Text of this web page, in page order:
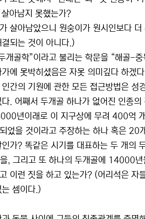
아남지 못했는가?
살아남았으니 원숭이가 원시인보다
되는 것이 아니다.)
개골학”이라고 불리는 학문을 “해골-
에 못박히셨음은 자못 의미깊다 하겠
간의 기원에 관한 모든 접근방법은 성
. 어째서 두개골 하나가 없어진 인종
년이래로 이 지구상에 무려 400억
었을 것이라고 주장하는 하나 혹은 20
가? 똑같은 시기를 대표하는 두 개의
, 그리고 또 하나의 두개골에 14000
이런 짓을 하고 있는가? (어리석은 자
셈이다.)